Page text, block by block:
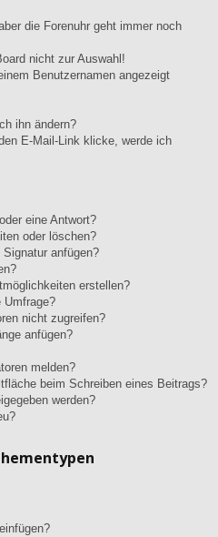
die Forenuhr geht immer noch
nicht zur Auswahl!
Benutzernamen angezeigt
ihn ändern?
E-Mail-Link klicke, werde ich
eine Antwort?
oder löschen?
anfügen?
erstellen?
Umfrage?
nicht zugreifen?
anfügen?
melden?
beim Schreiben eines Beitrags?
werden?